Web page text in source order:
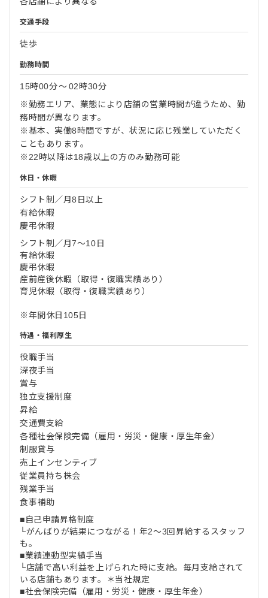
交通手段
徒歩
勤務時間
15時00分〜02時30分
※勤務エリア、業態により店舗の営業時間が違うため、勤
務時間が異なります。
※基本、実働8時間ですが、状況に応じ残業していただく
こともあります。
※22時以降は18歳以上の方のみ勤務可能
休日・休暇
シフト制／月8日以上
有給休暇
慶弔休暇
シフト制／月7～10日
有給休暇
慶弔休暇
産前産後休暇（取得・復職実績あり）
育児休暇（取得・復職実績あり）
※年間休日105日
待遇・福利厚生
役職手当
深夜手当
賞与
独立支援制度
昇給
交通費支給
各種社会保険完備（雇用・労災・健康・厚生年金）
制服貸与
売上インセンティブ
従業員持ち株会
残業手当
食事補助
■自己申請昇格制度
└がんばりが結果につながる！年2～3回昇給するスタッフ
も。
■業績連動型実績手当
└店舗で高い利益を上げられた時に支給。毎月支給されて
いる店舗もあります。＊当社規定
■社会保険完備（雇用・労災・健康・厚生年金）